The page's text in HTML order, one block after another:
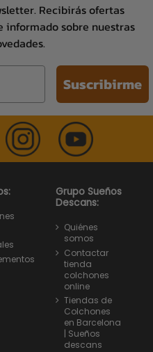
Recibirás ofertas
informado sobre nuestras
Suscribirme
Grupo Sueños
Descans:
Quiénes
somos
Contactar
tienda
colchones
online
Tiendas de
Colchones
en Barcelona
| Sueños
descans